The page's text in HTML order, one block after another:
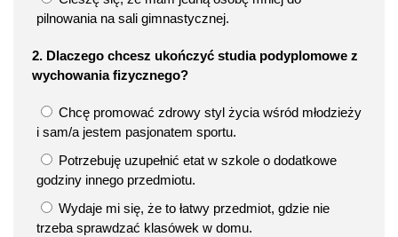
pilnowania na sali gimnastycznej.
2. Dlaczego chcesz ukończyć studia podyplomowe z
wychowania fizycznego?
Chcę promować zdrowy styl życia wśród młodzieży
i sam/a jestem pasjonatem sportu.
Potrzebuję uzupełnić etat w szkole o dodatkowe
godziny innego przedmiotu.
Wydaje mi się, że to łatwy przedmiot, gdzie nie
trzeba sprawdzać klasówek w domu.